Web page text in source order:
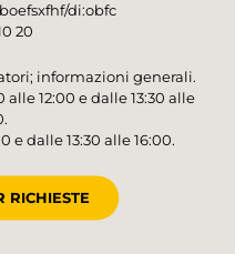
di:obfc
20
informazioni generali.
12:00 e dalle 13:30 alle
e dalle 13:30 alle 16:00.
RICHIESTE